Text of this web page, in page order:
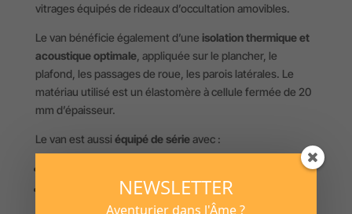
vitrages équipés de rideaux d’occultation amovibles.
Le van bénéficie également d’une isolation thermique et
acoustique optimale, appliquée sur le plancher, le
plafond, les passages de roue, les parois latérales. Le
matériau utilisé est un élastomère à cellule fermée de 20
mm d’épaisseur.
Le van est aussi équipé de sérieavec :
L’éclairage FULL LED PURE VISION, ESP + Extended
NEWSLETTER
Aventurier dans l'Âme ?